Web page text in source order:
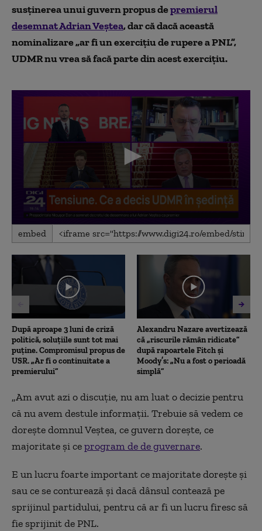
susținerea unui guvern propus depremierul
desemnat Adrian Veștea, dar că dacă această
nominalizare „ar fi un exercițiu de rupere a PNL”,
UDMR nu vrea să facă parte din acest exercițiu.
0
seconds
4
minutes,
seconds
embed
După aproape 3 luni de criză
politică, soluțiile sunt tot mai
puține. Compromisul propus de
USR. „Ar fi o continuitate a
premierului”
Alexandru Nazare avertizează
că „riscurile rămân ridicate”
după rapoartele Fitch și
Moody’s: „Nu a fost o perioadă
simplă”
„Am avut azi o discuție, nu am luat o decizie pentru
că nu avem destule informații. Trebuie să vedem ce
dorește domnul Veștea, ce guvern dorește, ce
majoritate și ceprogram de de guvernare.
E un lucru foarte important ce majoritate dorește și
sau ce se conturează și dacă dânsul contează pe
sprijinul partidului, pentru că ar fi un lucru firesc să
fie sprijinit de PNL.